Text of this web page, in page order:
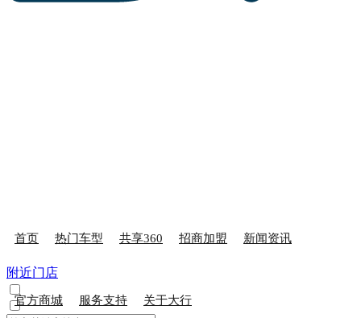
首页 热门车型 共享360 招商加盟 新闻资讯
官方商城 服务支持 关于大行
附近门店